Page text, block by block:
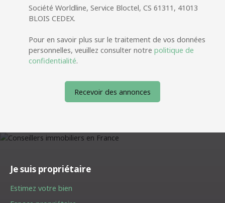
Société Worldline, Service Bloctel, CS 61311, 41013
BLOIS CEDEX.
Pour en savoir plus sur le traitement de vos données
personnelles, veuillez consulter notre politique de
confidentialité.
Recevoir des annonces
Je suis propriétaire
Estimez votre bien